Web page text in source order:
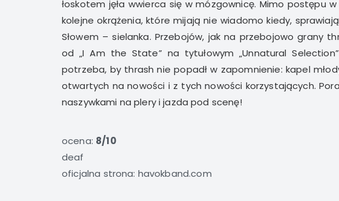
łoskotem jęła wwierca się w mózgownicę. Mimo postępu
kolejne okrążenia, które mijają nie wiadomo kiedy,
Słowem – sielanka. Przebojów, jak na przebojowo grany
od „I Am the State” na tytułowym „Unnatural
potrzeba, by thrash nie popadł w zapomnienie: kapel
otwartych na nowości i z tych nowości korzystających.
naszywkami na plery i jazda pod scenę!
ocena: 8/10
deaf
oficjalna strona: havokband.com